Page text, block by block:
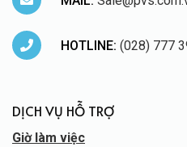
HOTLINE: (028) 777
DỊCH VỤ HỖ TRỢ
Giờ làm việc